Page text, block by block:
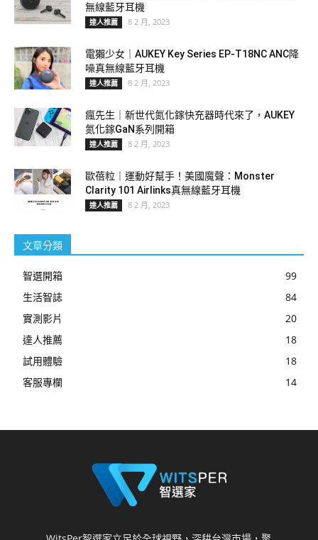
無線藍牙耳機
達人推薦 8 2 月, 2023
電獺少女｜AUKEY Key Series EP-T18NC ANC降
噪真無線藍牙耳機
達人推薦 8 2 月, 2023
瘋先生｜新世代氮化鎵快充器時代來了，AUKEY
氮化鎵GaN系列開箱
達人推薦 8 2 月, 2023
歐蓓粒｜運動好幫手！美國魔聲：Monster
Clarity 101 Airlinks真無線藍牙耳機
達人推薦 8 2 月, 2023
文章分類
智選開箱
99
生活智誌
84
實測影片
20
達人推薦
18
試用體驗
18
客服專欄
14